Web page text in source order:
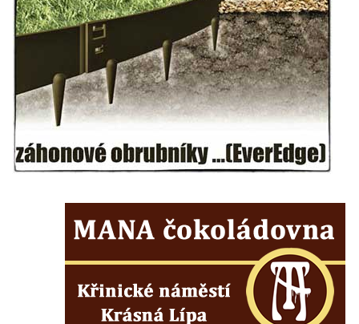
nádvoří kláštera dominikánů v Českých
Budějovicích
Socha svatého Zachariáše na nádvoří
kláštera dominikánů v Českých
Budějovicích
Socha svatého Josefa na nádvoří kláštera
dominikánů v Českých Budějovicích
Socha svatého Dominika na nádvoří
Budějovicích
Sousoší Kalvárie před klášterem
dominikánů u Piaristického náměstí v